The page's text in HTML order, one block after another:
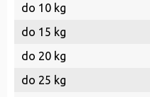
do 10 kg
do 15 kg
do 20 kg
do 25 kg